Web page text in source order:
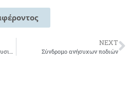
NEXT
Σύνδρομο ανήσυχων ποδιών